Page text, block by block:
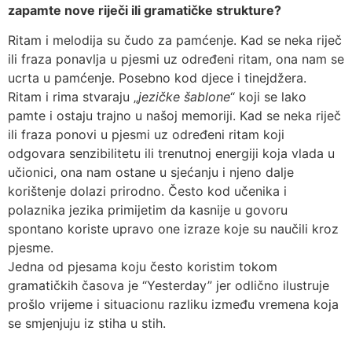
zapamte nove riječi ili gramatičke strukture?
Ritam i melodija su čudo za pamćenje. Kad se neka riječ
ili fraza ponavlja u pjesmi uz određeni ritam, ona nam se
ucrta u pamćenje. Posebno kod djece i tinejdžera.
Ritam i rima stvaraju „jezičke šablone“ koji se lako
pamte i ostaju trajno u našoj memoriji. Kad se neka riječ
ili fraza ponovi u pjesmi uz određeni ritam koji
odgovara senzibilitetu ili trenutnoj energiji koja vlada u
učionici, ona nam ostane u sjećanju i njeno dalje
korištenje dolazi prirodno. Često kod učenika i
polaznika jezika primijetim da kasnije u govoru
spontano koriste upravo one izraze koje su naučili kroz
pjesme.
Jedna od pjesama koju često koristim tokom
gramatičkih časova je “Yesterday” jer odlično ilustruje
prošlo vrijeme i situacionu razliku između vremena koja
se smjenjuju iz stiha u stih.